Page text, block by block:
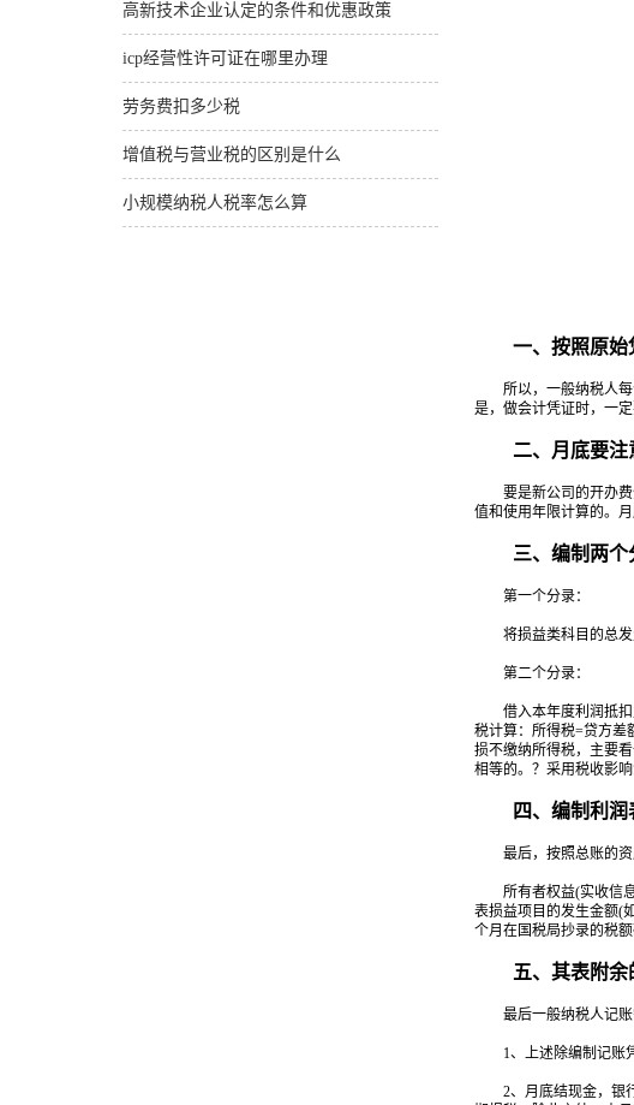
一、按照原始
所以，一般纳税人每
是，做会计凭证时，一
二、月底要注
要是新公司的开办费
值和使用年限计算的。
三、编制两个
第一个分录：
将损益类科目的总发
第二个分录：
借入本年度利润抵扣
税计算：所得税=贷方差
损不缴纳所得税，主要
相等的。？采用税收影
四、编制利润
最后，按照总账的资
所有者权益(实收信息
表损益项目的发生金额(
个月在国税局抄录的税
五、其表附余的
最后一般纳税人记账
1、上述除编制记账凭
2、月底结现金，银行
高新技术企业认定的条件和优惠政策
icp经营性许可证在哪里办理
劳务费扣多少税
增值税与营业税的区别是什么
小规模纳税人税率怎么算